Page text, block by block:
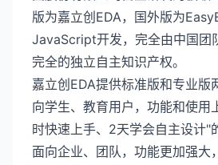
版为嘉立创EDA，国外版为
JavaScript开发，完全由中国团
完全的独立自主知识产权。
嘉立创EDA提供标准版和专业版
向学生、教育用户，功能和使用
时快速上手、2天学会自主设计"
面向企业、团队，功能更加强大